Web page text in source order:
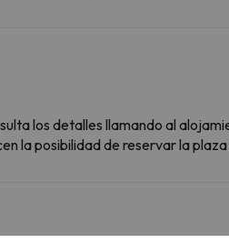
los detalles llamando al
la posibilidad de reservar la